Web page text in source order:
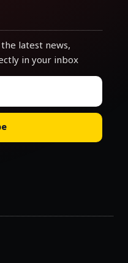
latest news,
in your inbox